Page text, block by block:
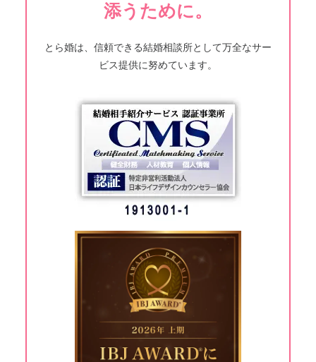
添うために。
とら婚は、信頼できる結婚相談所として万全なサー
ビス提供に努めています。